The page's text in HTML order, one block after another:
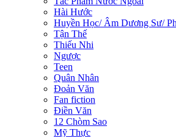
Hài Hước
Huyền Học/ Âm Dương Sư/
Tận Thế
Thiếu Nhi
Ngược
Teen
Quân Nhân
Đoản Văn
Fan fiction
Điền Văn
12 Chòm Sao
Mỹ Thực